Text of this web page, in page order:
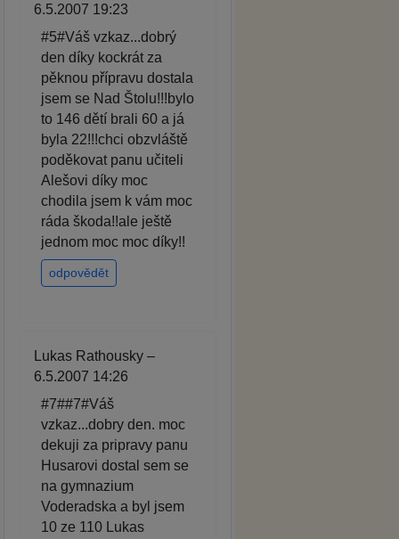
6.5.2007 19:23
#5#Váš vzkaz...dobrý
den díky kockrát za
pěknou přípravu dostala
jsem se Nad Štolu!!!bylo
to 146 dětí brali 60 a já
byla 22!!!chci obzvláště
poděkovat panu učiteli
Alešovi díky moc
chodila jsem k vám moc
ráda škoda!!ale ještě
jednom moc moc díky!!
odpovědět
Lukas Rathousky –
6.5.2007 14:26
#7##7#Váš
vzkaz...dobry den. moc
dekuji za pripravy panu
Husarovi dostal sem se
na gymnazium
Voderadska a byl jsem
10 ze 110 Lukas